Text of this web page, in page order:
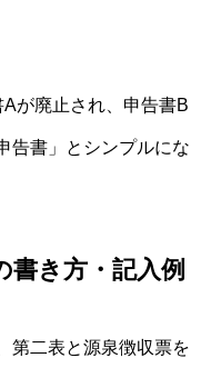
が廃止され、申告書B
告書」とシンプルにな
き方・記入例
第二表と源泉徴収票を